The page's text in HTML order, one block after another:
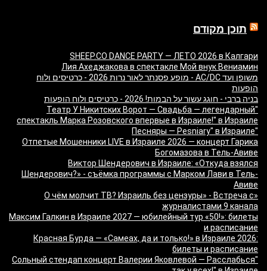
תוכן מקודם
SHEEP.CO DANCE PARTY — ЛЕТО 2026 в Калгари
Лия Ахеджакова в спектакле Мой внук Вениамин
משופן ועד AC/DC - מופע פסנתר לאור נרות 2026 - כרטיסים ולוח
הופעות
בניה ברבי - חוגג עשור על הבמות! 2026 - כרטיסים ולוח הופעות
"Театр У Никитских Ворот — Свадьба — легендарный
спектакль Марка Розовского впервые в Израиле!" в Израиле
"Песняры — Pesniary" в Израиле
Отпетые Мошенники LIVE в Израиле 2026 — концерт Гарика
Богомазова в Тель-Авиве
Виктор Шендерович в Израиле: «Откуда взялся
Шендерович?» - съёмка программы с Марком Лави в Тель-
Авиве
«О чём молчит ТВ? Израиль без цензуры» - Встреча с
журналистами 9 канала
Максим Галкин в Израиле 2027 — юбилейный тур «50!»: билеты
и расписание
Красная Бурда — «Самеах, да и только!» в Израиле 2026:
билеты и расписание
"Сольный стендап концерт Валерии Яковлевой — Расслабься